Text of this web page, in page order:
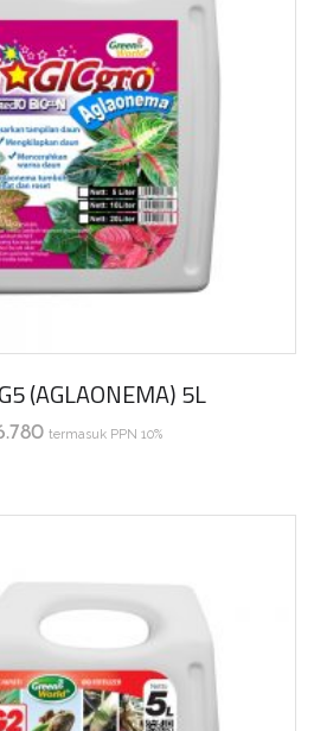
(AGLAONEMA) 5L
termasuk PPN 10%